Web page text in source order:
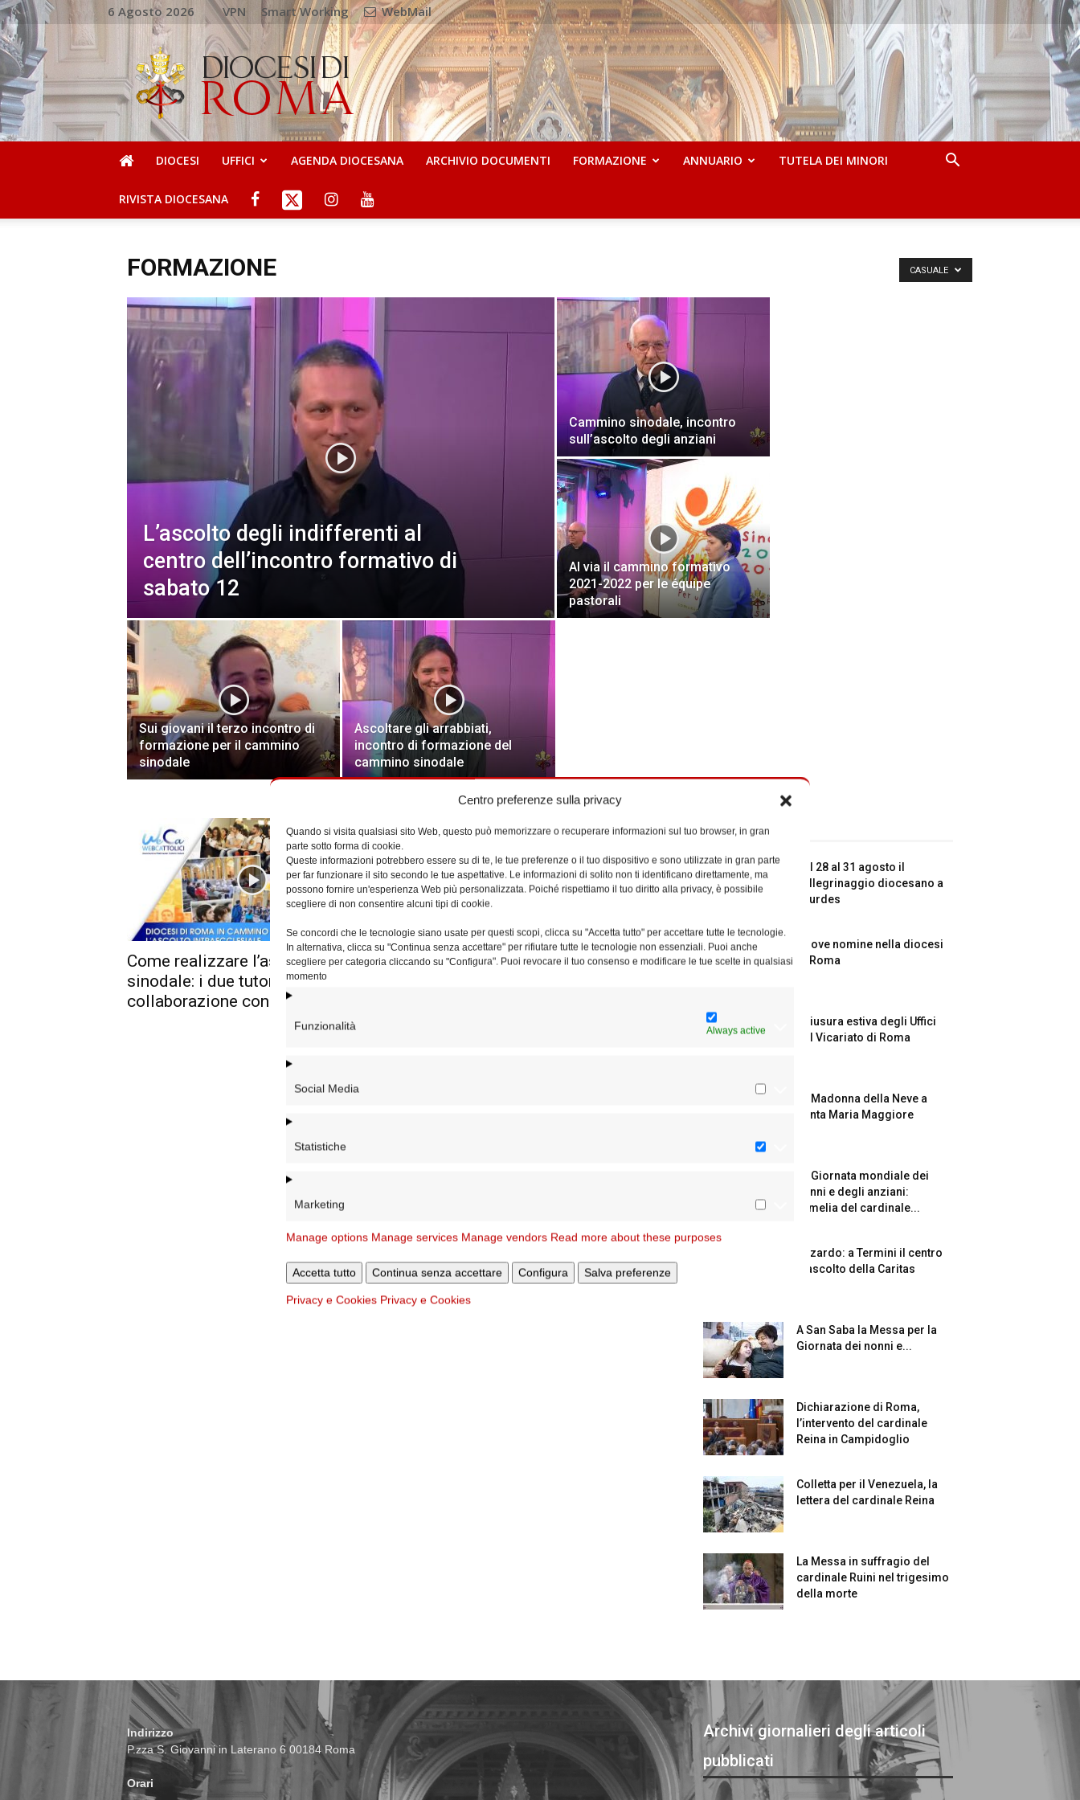
Centro preferenze sulla privacy
Quando si visita qualsiasi sito Web, questo può memorizzare o recuperare informazioni sul tuo browser, in gran
parte sotto forma di cookie.
Queste informazioni potrebbero essere su di te, le tue preferenze o il tuo dispositivo e sono utilizzate in gran parte
per far funzionare il sito secondo le tue aspettative. Le informazioni di solito non ti identificano direttamente, ma
possono fornire un'esperienza Web più personalizzata. Poiché rispettiamo il tuo diritto alla privacy, è possibile
scegliere di non consentire alcuni tipi di cookie.
Se concordi che le tecnologie siano usate per questi scopi, clicca su "Accetta tutto" per accettare tutte le tecnologie.
In alternativa, clicca su "Continua senza accettare" per rifiutare tutte le tecnologie non essenziali. Puoi anche
scegliere per categoria cliccando su "Configura". Puoi revocare il tuo consenso e modificare le tue scelte in qualsiasi
momento
Funzionalità Always active
Social Media
Statistiche
Marketing
Manage options Manage services Manage vendors Read more about these purposes
Accetta tutto Continua senza accettare Configura Salva preferenze
Privacy e Cookies Privacy e Cookies
6 Agosto 2026 VPN Smart Working WebMail
DIOCESI
DI
ROMA
DIOCESI UFFICI AGENDA DIOCESANA ARCHIVIO DOCUMENTI FORMAZIONE ANNUARIO TUTELA DEI MINORI
RIVISTA DIOCESANA
FORMAZIONE CASUALE
L’ascolto degli indifferenti al
centro dell’incontro formativo di
sabato 12
Cammino sinodale, incontro
sull’ascolto degli anziani
Al via il cammino formativo
2021-2022 per le équipe
pastorali
Sui giovani il terzo incontro di
formazione per il cammino
sinodale
Ascoltare gli arrabbiati,
incontro di formazione del
cammino sinodale
Come realizzare l’ascolto
sinodale: i due tutorial in
collaborazione con WeCa
Il secondo incontro di
Articoli recenti
Dal 28 al 31 agosto il
pellegrinaggio diocesano a
Lourdes
Nuove nomine nella diocesi
di Roma
Chiusura estiva degli Uffici
del Vicariato di Roma
La Madonna della Neve a
Santa Maria Maggiore
La Giornata mondiale dei
nonni e degli anziani:
l’omelia del cardinale...
Azzardo: a Termini il centro
d’ascolto della Caritas
A San Saba la Messa per la
Giornata dei nonni e...
Dichiarazione di Roma,
l’intervento del cardinale
Reina in Campidoglio
Colletta per il Venezuela, la
lettera del cardinale Reina
La Messa in suffragio del
cardinale Ruini nel trigesimo
della morte
Indirizzo
P.zza S. Giovanni in Laterano 6 00184 Roma
Orari
Archivi giornalieri degli articoli
pubblicati